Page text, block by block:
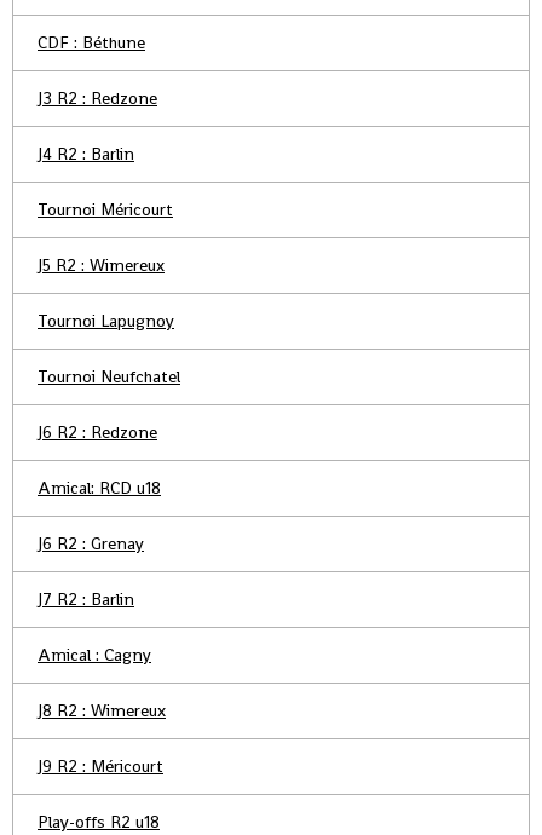
CDF : Béthune
J3 R2 : Redzone
J4 R2 : Barlin
Tournoi Méricourt
J5 R2 : Wimereux
Tournoi Lapugnoy
Tournoi Neufchatel
J6 R2 : Redzone
Amical: RCD u18
J6 R2 : Grenay
J7 R2 : Barlin
Amical : Cagny
J8 R2 : Wimereux
J9 R2 : Méricourt
Play-offs R2 u18